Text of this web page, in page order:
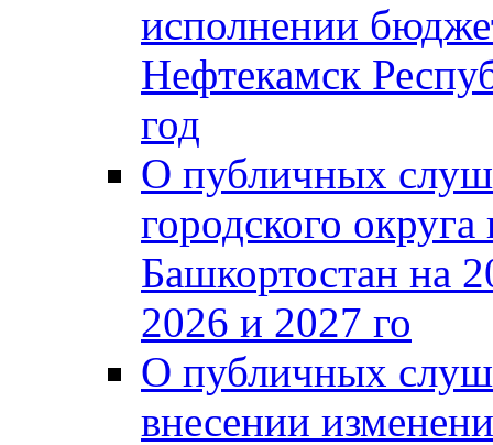
исполнении
Нефтекамск
год
О публичных
городского
Башкортостан на
2026 и 2027 го
О публичных
внесении